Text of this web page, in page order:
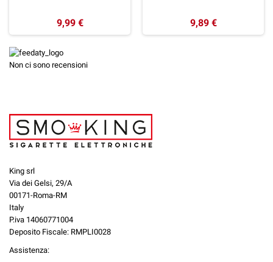
9,99 € 9,89 €
Non ci sono recensioni
King srl
Via dei Gelsi, 29/A
00171-Roma-RM
Italy
P.iva 14060771004
Deposito Fiscale: RMPLI0028
Assistenza: